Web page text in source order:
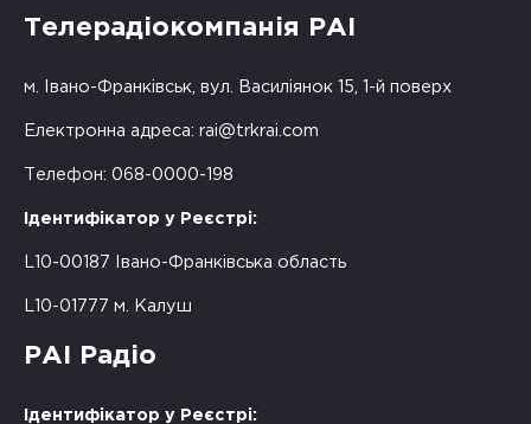
Телерадіокомпанія РАІ
м. Івано-Франківськ, вул. Василіянок 15, 1-й поверх
Електронна адреса: rai@trkrai.com
Телефон: 068-0000-198
Ідентифікатор у Реєстрі:
L10-00187 Івано-Франківська область
L10-01777 м. Калуш
РАІ Радіо
Ідентифікатор у Реєстрі: